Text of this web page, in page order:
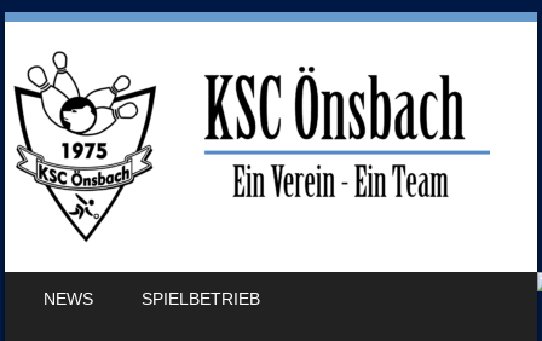
NEWS SPIELBETRIEB